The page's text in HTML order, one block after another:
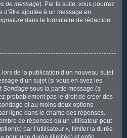
de message). Par la suite, vous pourrez
ajoutée à un message en
dans le formulaire de rédaction
lors de la publication d’un nouveau sujet
d’un sujet (si vous en avez les
Sondage sous la partie message (si
probablement pas le droit de créer des
et au moins deux options
ligne dans le champ des réponses.
de réponses qu’un utilisateur peut
par l’utilisateur », limiter la durée